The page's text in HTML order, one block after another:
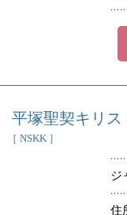
平塚聖契キリス
［ NSKK ］
ジ
住